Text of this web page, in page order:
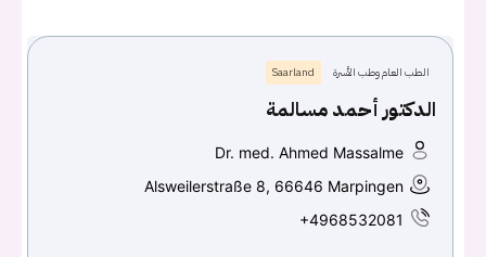
الطب العام وطب الأسرة Saarland
الدكتور أحمد مسالمة
Dr. med. Ahmed Massalme
Alsweilerstraße 8, 66646 Marpingen
+4968532081